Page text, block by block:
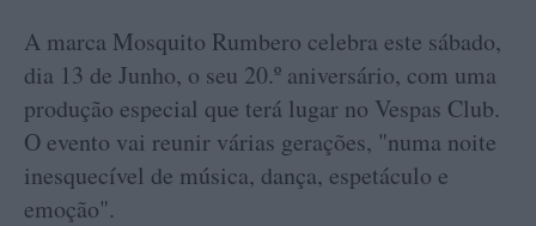
A marca Mosquito Rumbero celebra este sábado,
dia 13 de Junho, o seu 20.º aniversário, com uma
produção especial que terá lugar no Vespas Club.
O evento vai reunir várias gerações, "numa noite
inesquecível de música, dança, espetáculo e
emoção".